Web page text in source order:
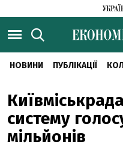
НОВИНИ ПУБЛІКАЦІЇ
систему
мільйонів